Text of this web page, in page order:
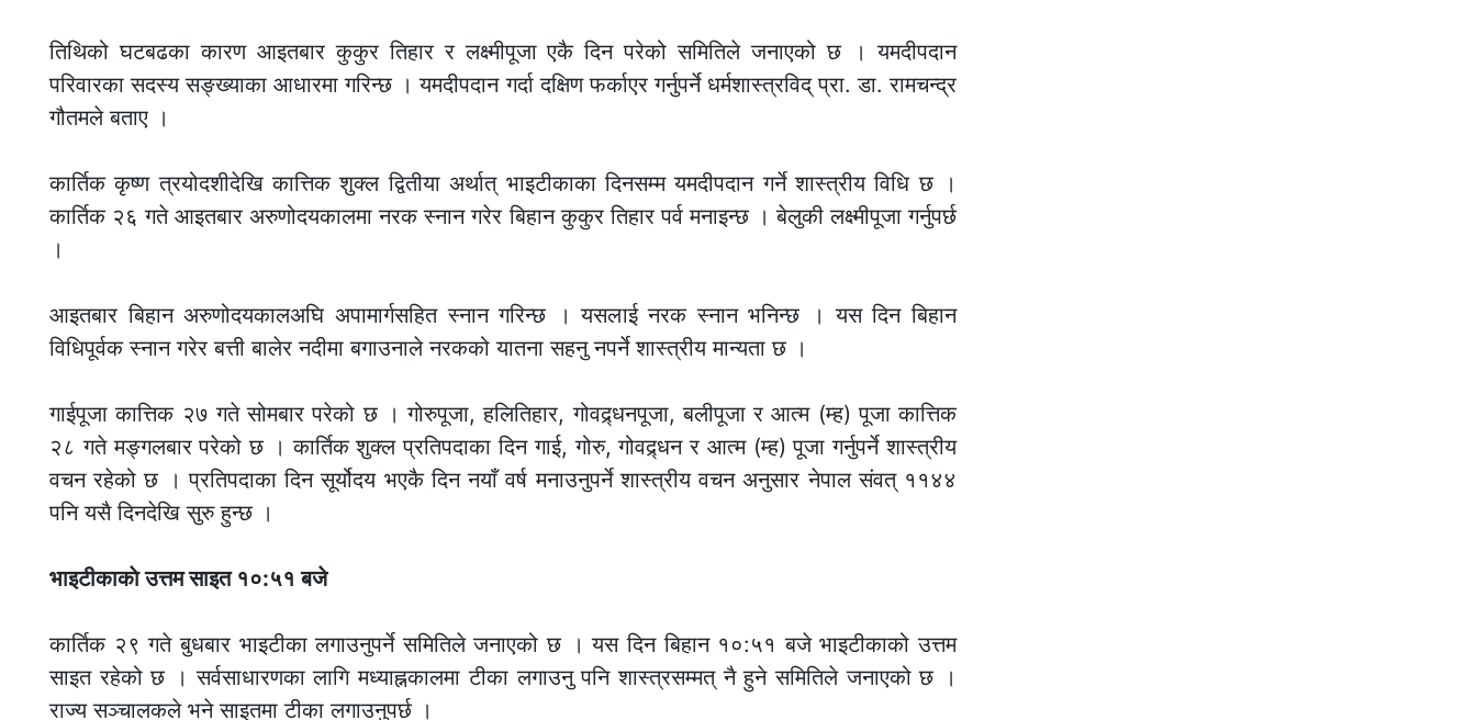
तिथिको घटबढका कारण आइतबार कुकुर तिहार र लक्ष्मीपूजा एकै दिन परेको समितिले जनाएको छ । यमदीपदान
परिवारका सदस्य सङ्ख्याका आधारमा गरिन्छ । यमदीपदान गर्दा दक्षिण फर्काएर गर्नुपर्ने धर्मशास्त्रविद् प्रा. डा. रामचन्द्र
गौतमले बताए ।
कार्तिक कृष्ण त्रयोदशीदेखि कात्तिक शुक्ल द्वितीया अर्थात् भाइटीकाका दिनसम्म यमदीपदान गर्ने शास्त्रीय विधि छ ।
कार्तिक २६ गते आइतबार अरुणोदयकालमा नरक स्नान गरेर बिहान कुकुर तिहार पर्व मनाइन्छ । बेलुकी लक्ष्मीपूजा गर्नुपर्छ
।
आइतबार बिहान अरुणोदयकालअघि अपामार्गसहित स्नान गरिन्छ । यसलाई नरक स्नान भनिन्छ । यस दिन बिहान
विधिपूर्वक स्नान गरेर बत्ती बालेर नदीमा बगाउनाले नरकको यातना सहनु नपर्ने शास्त्रीय मान्यता छ ।
गाईपूजा कात्तिक २७ गते सोमबार परेको छ । गोरुपूजा, हलितिहार, गोवद्र्धनपूजा, बलीपूजा र आत्म (म्ह) पूजा कात्तिक
२८ गते मङ्गलबार परेको छ । कार्तिक शुक्ल प्रतिपदाका दिन गाई, गोरु, गोवद्र्धन र आत्म (म्ह) पूजा गर्नुपर्ने शास्त्रीय
वचन रहेको छ । प्रतिपदाका दिन सूर्योदय भएकै दिन नयाँ वर्ष मनाउनुपर्ने शास्त्रीय वचन अनुसार नेपाल संवत् ११४४
पनि यसै दिनदेखि सुरु हुन्छ ।
भाइटीकाकाे उत्तम साइत १०:५१ बजे
कार्तिक २९ गते बुधबार भाइटीका लगाउनुपर्ने समितिले जनाएको छ । यस दिन बिहान १०:५१ बजे भाइटीकाको उत्तम
साइत रहेको छ । सर्वसाधारणका लागि मध्याह्नकालमा टीका लगाउनु पनि शास्त्रसम्मत् नै हुने समितिले जनाएको छ ।
राज्य सञ्चालकले भने साइतमा टीका लगाउनुपर्छ ।